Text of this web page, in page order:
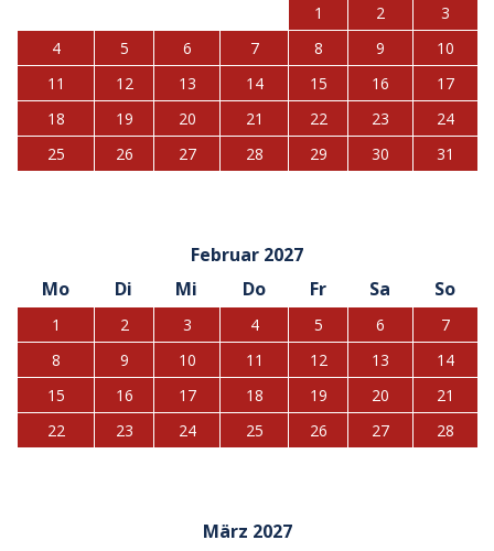
1 2
3
4
5 6 7 8 9
10
11
12 13 14 15 16
17
18
19 20 21 22 23
24
25
26 27 28 29 30 31
Februar 2027
Mo
Di Mi Do Fr Sa So
1 2 3 4 5 6
7
8
9 10 11 12 13
14
15
16 17 18 19 20
21
22
23 24 25 26 27 28
März 2027